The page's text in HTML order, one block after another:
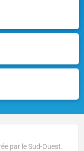
par le Sud-Ouest.